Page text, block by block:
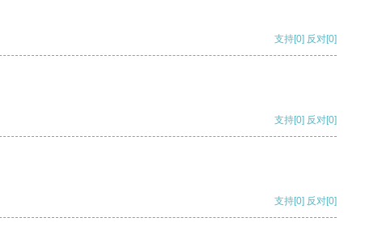
支持[0] 反对[0]
支持[0] 反对[0]
支持[0] 反对[0]